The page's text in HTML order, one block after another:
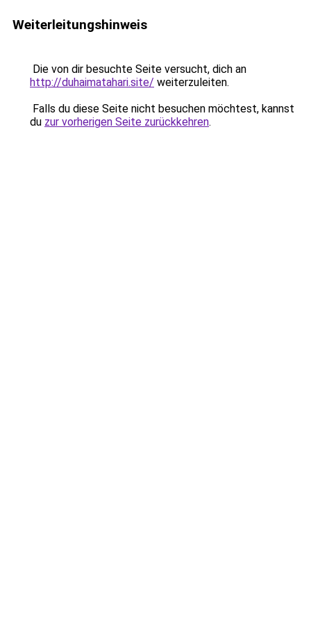
Weiterleitungshinweis
Die von dir besuchte Seite versucht, dich an
http://duhaimatahari.site/ weiterzuleiten.
Falls du diese Seite nicht besuchen möchtest, kannst
du zur vorherigen Seite zurückkehren.